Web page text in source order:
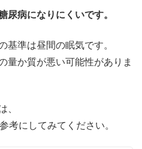
尿病になりにくいです。
準は昼間の眠気です。
か質が悪い可能性がありま
、
考にしてみてください。